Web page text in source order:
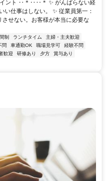
ント ‥＊‥‥＊ ✨ がんばらない経
仕事はしない。 ✨ 従業員第一：
せない。お客様が本当に必要な
制 ランチタイム
主婦・主夫歓迎
問 車通勤OK 職場見学可
経験不問
歓迎 研修あり 夕方
賞与あり